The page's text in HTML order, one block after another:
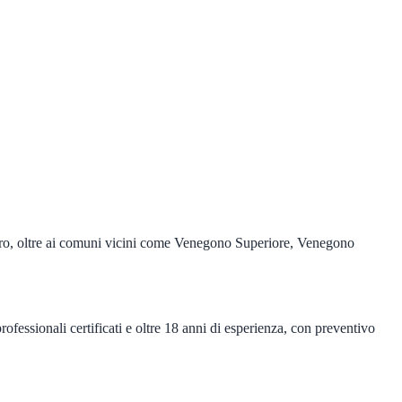
oltre ai comuni vicini come Venegono Superiore, Venegono
certificati e oltre 18 anni di esperienza, con preventivo